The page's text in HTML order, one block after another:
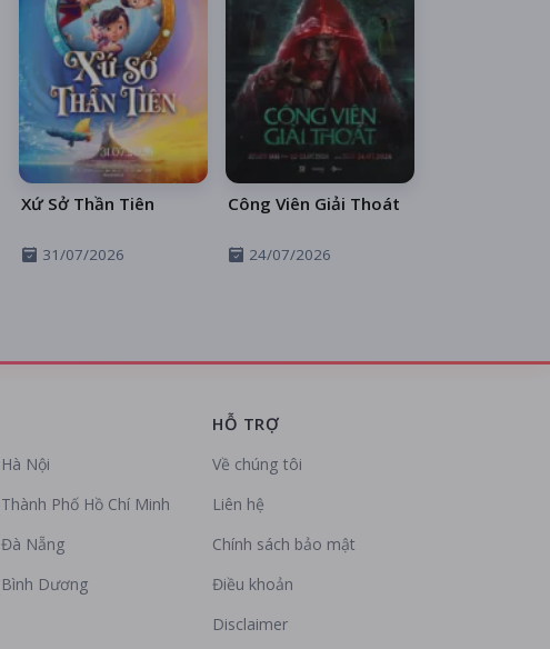
Xứ Sở Thần Tiên
31/07/2026
Công Viên Giải Thoát
24/07/2026
Hà Nội
Thành Phố Hồ Chí Minh
Đà Nẵng
Bình Dương
HỖ TRỢ
Về chúng tôi
Liên hệ
Chính sách bảo mật
Điều khoản
Disclaimer